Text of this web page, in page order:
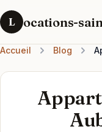
L ocations-
Accueil Blog